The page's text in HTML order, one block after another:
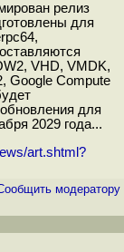
релиз
для
VHD, VMDK,
Google Compute
для
2029 года...
art.shtml?
модератору